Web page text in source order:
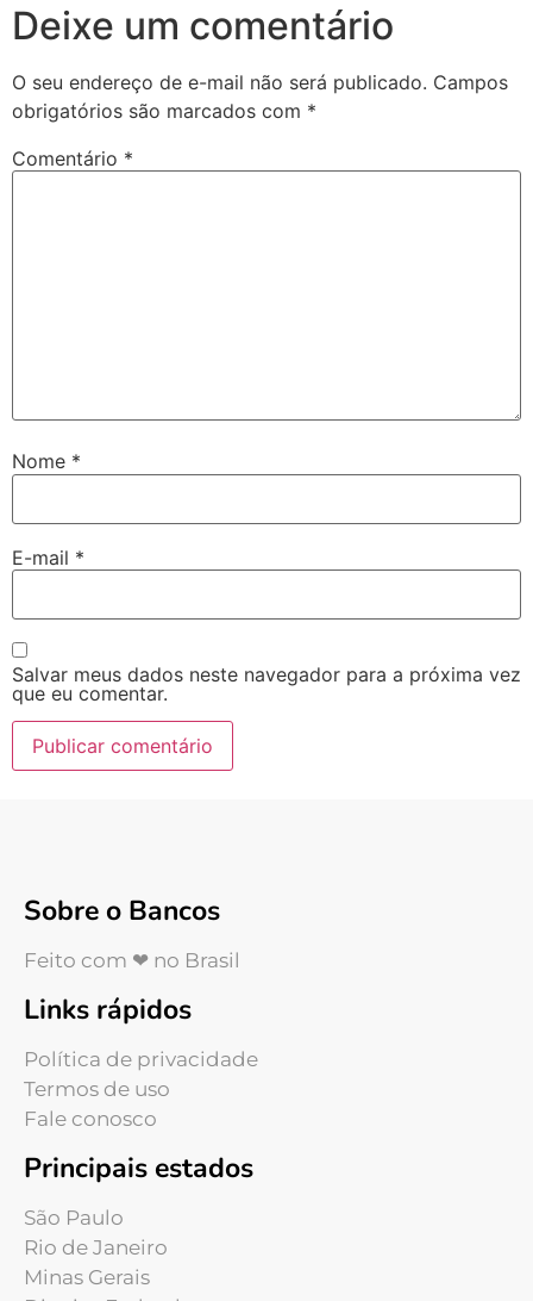
Deixe um comentário
O seu endereço de e-mail não será publicado. Campos
obrigatórios são marcados com *
Comentário *
Nome *
E-mail *
Salvar meus dados neste navegador para a próxima vez
que eu comentar.
Sobre o Bancos
Feito com ❤ no Brasil
Links rápidos
Política de privacidade
Termos de uso
Fale conosco
Principais estados
São Paulo
Rio de Janeiro
Minas Gerais